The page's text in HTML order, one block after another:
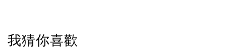
我猜你喜歡